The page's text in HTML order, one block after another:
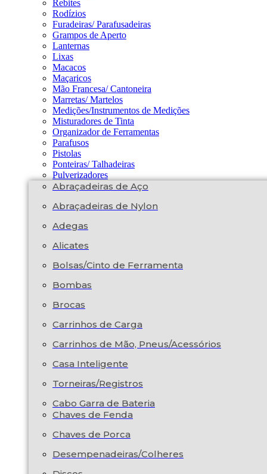
Rebites
Rodízios
Furadeiras/ Parafusadeiras
Grampos de Aperto
Lanternas
Lixas
Macacos
Maçaricos
Mão Francesa/ Cantoneira
Marretas/ Martelos
Medições/Instrumentos de Medições
Misturadores de Tinta
Organizador de Ferramentas
Parafusos
Pistolas
Ponteiras/ Talhadeiras
Pulverizadores
Abraçadeiras de Aço
Abraçadeiras de Nylon
Adegas
Alicates
Bolsas/Cinto de Ferramenta
Bombas
Brocas
Carrinhos de Carga
Carrinhos de Mão, Pneus/Acessórios
Casa Inteligente
Torneiras/Registros
Cabo Garra de Bateria
Chaves de Fenda
Chaves de Porca
Desempenadeiras/Colheres